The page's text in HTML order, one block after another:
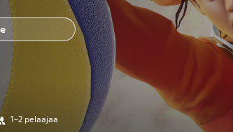
1–2 pelaajaa